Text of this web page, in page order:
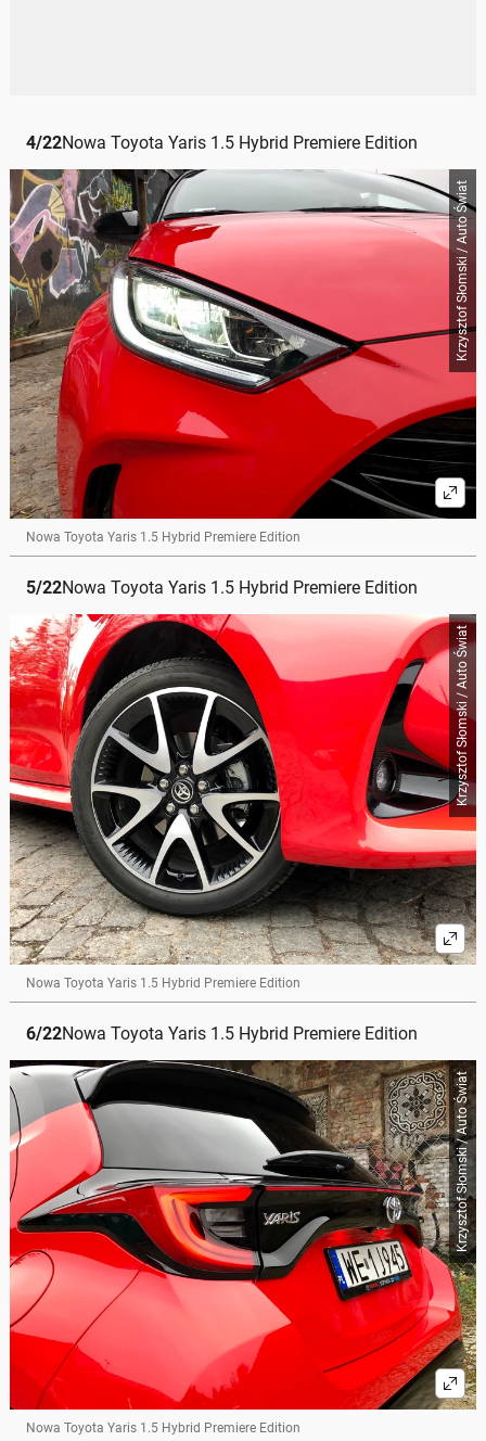
4/22Nowa Toyota Yaris 1.5 Hybrid Premiere Edition
Krzysztof Słomski / Auto Świat
Nowa Toyota Yaris 1.5 Hybrid Premiere Edition
5/22Nowa Toyota Yaris 1.5 Hybrid Premiere Edition
Krzysztof Słomski / Auto Świat
Nowa Toyota Yaris 1.5 Hybrid Premiere Edition
6/22Nowa Toyota Yaris 1.5 Hybrid Premiere Edition
Krzysztof Słomski / Auto Świat
Nowa Toyota Yaris 1.5 Hybrid Premiere Edition